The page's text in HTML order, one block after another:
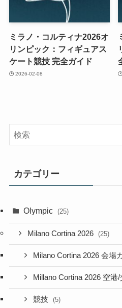
ミラノ・コルティナ2026オ
リンピック：フィギュアス
ケート競技 完全ガイド
2026-02-08
カテゴリー
Olympic (25)
Milano Cortina 2026 (25)
Milano Cortina 2026 会場
Millano Cortina 2026 空港
競技 (5)